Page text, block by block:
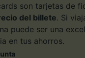
son tarjetas de
del billete. Si
puede ser una
en tus ahorros.